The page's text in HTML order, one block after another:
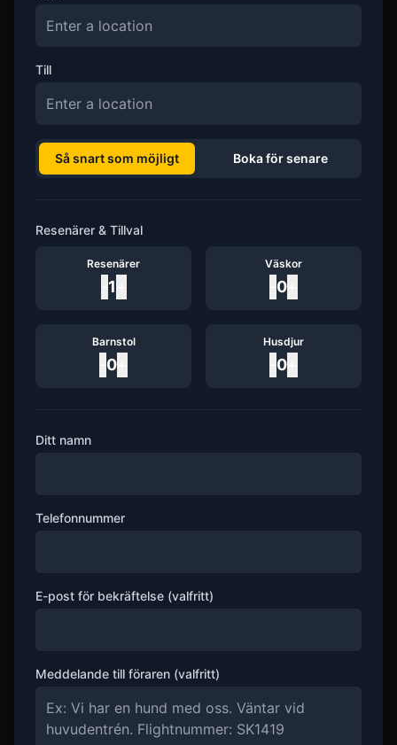
Till
Så snart som möjligt Boka för senare
Resenärer & Tillval
Resenärer
1
Väskor
0
Barnstol
0
Husdjur
0
Ditt namn
Telefonnummer
E-post för bekräftelse (valfritt)
Meddelande till föraren (valfritt)